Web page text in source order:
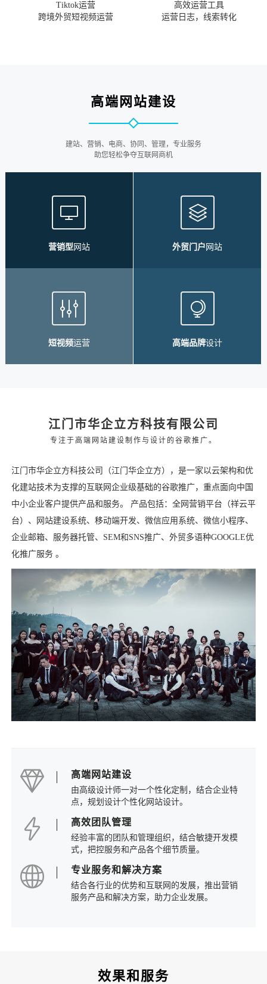
Tiktok运营
跨境外贸短视频运营
高效运营工具
运营日志，线索转化
高端网站建设
建站、营销、电商、协同、管理，专业服务
助您轻松争夺互联网商机
营销型网站 外贸门户 网站
短视频运营 高端品牌设计
江门市华企立方科技有限公司
专注于高端网站建设制作与设计的谷歌推广。
江门市华企立方科技公司（江门华企立方），是一家以云架构和优
化建站技术为支撑的互联网企业级基础的谷歌推广，重点面向中国
中小企业客户提供产品和服务。 产品包括：全网营销平台（祥云平
台）、网站建设系统、移动端开发、微信应用系统、微信小程序、
企业邮箱、服务器托管、SEM和SNS推广、外贸多语种GOOGLE优
化推广服务 。
高端网站建设
由高级设计师一对一个性化定制，结合企业特
点，规划设计个性化网站设计。
高效团队管理
经验丰富的团队和管理组织，结合敏捷开发模
式，把控服务和产品各个细节质量。
专业服务和解决方案
结合各行业的优势和互联网的发展，推出营销
服务产品和解决方案，助力企业发展。
效果和服务